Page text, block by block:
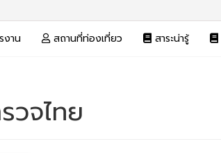
งาน สถานที่ท่องเที่ยว สาระน่ารู้
วจไทย